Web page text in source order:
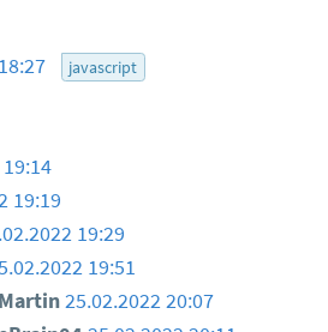
javascript
19:19
19:29
19:51
25.02.2022 20:07